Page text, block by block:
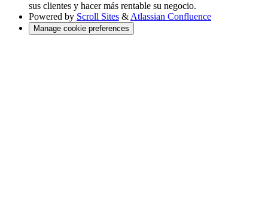
sus clientes y hacer más rentable su negocio.
Powered by Scroll Sites & Atlassian Confluence
Manage cookie preferences